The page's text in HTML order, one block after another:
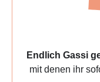
Endlich Gassi
mit denen ihr